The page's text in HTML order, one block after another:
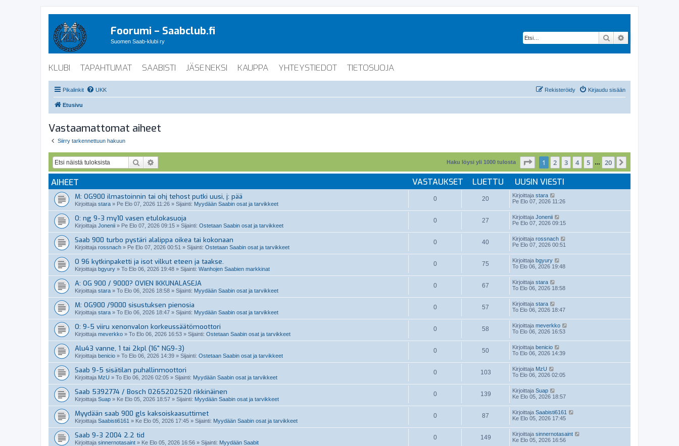
Foorumi – Saabclub.fi
Suomen Saab-klubi ry Etsi
KLUBI TAPAHTUMAT SAABISTI JÄSENEKSI KAUPPA YHTEYSTIEDOT TIETOSUOJA
Pikalinkit UKK Kirjaudu sisään
Rekisteröidy
Etusivu
Vastaamattomat aiheet
Siirry tarkennettuun hakuun
Etsi Haku löysi yli 1000 tulosta Sivu 20
1 2 3 4 5 … 20
AIHEET VASTAUKSET LUETTU UUSIN VIESTI
M: OG900 ilmastoinnin tai ohj tehost putki uusi, j: pää
Kirjoittaja stara » Pe Elo 07, 2026 11:26 » Sijainti: Myydään Saabin osat ja tarvikkeet
0 20 Kirjoittaja stara
Pe Elo 07, 2026 11:26
O: ng 9-3 my10 vasen etulokasuoja
Kirjoittaja Jonenii » Pe Elo 07, 2026 09:15 » Sijainti: Ostetaan Saabin osat ja tarvikkeet
0 27 Kirjoittaja Jonenii
Pe Elo 07, 2026 09:15
Saab 900 turbo pystäri alalippa oikea tai kokonaan
Kirjoittaja rossnach » Pe Elo 07, 2026 00:51 » Sijainti: Ostetaan Saabin osat ja tarvikkeet
0 40 Kirjoittaja rossnach
Pe Elo 07, 2026 00:51
O 96 kytkinpaketti ja isot vilkut eteen ja taakse.
Kirjoittaja bgyury » To Elo 06, 2026 19:48 » Sijainti: Wanhojen Saabien markkinat
0 75 Kirjoittaja bgyury
To Elo 06, 2026 19:48
A: OG 900 / 9000? OVIEN IKKUNALASEJA
Kirjoittaja stara » To Elo 06, 2026 18:58 » Sijainti: Myydään Saabin osat ja tarvikkeet
0 67 Kirjoittaja stara
To Elo 06, 2026 18:58
M: OG900 /9000 sisustuksen pienosia
Kirjoittaja stara » To Elo 06, 2026 18:47 » Sijainti: Myydään Saabin osat ja tarvikkeet
0 57 Kirjoittaja stara
To Elo 06, 2026 18:47
O: 9-5 viiru xenonvalon korkeussäätömoottori
Kirjoittaja meverkko » To Elo 06, 2026 16:53 » Sijainti: Ostetaan Saabin osat ja tarvikkeet
0 58 Kirjoittaja meverkko
To Elo 06, 2026 16:53
Alu43 vanne, 1 tai 2kpl (16" NG9-3)
Kirjoittaja benicio » To Elo 06, 2026 14:39 » Sijainti: Ostetaan Saabin osat ja tarvikkeet
0 50 Kirjoittaja benicio
To Elo 06, 2026 14:39
Saab 9-5 sisätilan puhallinmoottori
Kirjoittaja MzU » To Elo 06, 2026 02:05 » Sijainti: Myydään Saabin osat ja tarvikkeet
0 103 Kirjoittaja MzU
To Elo 06, 2026 02:05
Saab 5392774 / Bosch 0265202520 rikkinäinen
Kirjoittaja Suap » Ke Elo 05, 2026 18:57 » Sijainti: Myydään Saabin osat ja tarvikkeet
0 139 Kirjoittaja Suap
Ke Elo 05, 2026 18:57
Myydään saab 900 gls kaksoiskaasuttimet
Kirjoittaja Saabisti6161 » Ke Elo 05, 2026 17:45 » Sijainti: Myydään Saabin osat ja tarvikkeet
0 87 Kirjoittaja Saabisti6161
Ke Elo 05, 2026 17:45
Saab 9-3 2004 2.2 tid
Kirjoittaja sinnernotasaint » Ke Elo 05, 2026 16:56 » Sijainti: Myydään Saabit
0 149 Kirjoittaja sinnernotasaint
Ke Elo 05, 2026 16:56